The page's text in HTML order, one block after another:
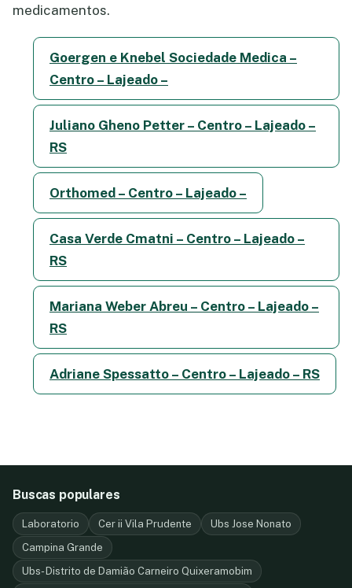
medicamentos.
Goergen e Knebel Sociedade Medica –
Centro – Lajeado –
Juliano Gheno Petter – Centro – Lajeado –
RS
Orthomed – Centro – Lajeado –
Casa Verde Cmatni – Centro – Lajeado –
RS
Mariana Weber Abreu – Centro – Lajeado –
RS
Adriane Spessatto – Centro – Lajeado – RS
Buscas populares
Laboratorio Cer ii Vila Prudente
Ubs Jose Nonato
Campina Grande
Ubs- Distrito de Damião Carneiro Quixeramobim